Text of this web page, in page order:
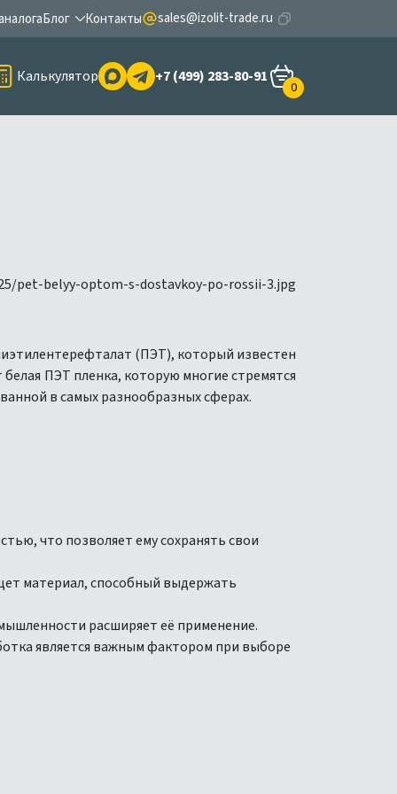
Блог Контакты sales@izolit-trade.ru
Калькулятор +7 (499) 283-80-91
0
(ПЭТ), который известен
ПЭТ пленка, которую многие стремятся
в самых разнообразных сферах.
что позволяет ему сохранять свои
материал, способный выдержать
расширяет её применение.
является важным фактором при выборе